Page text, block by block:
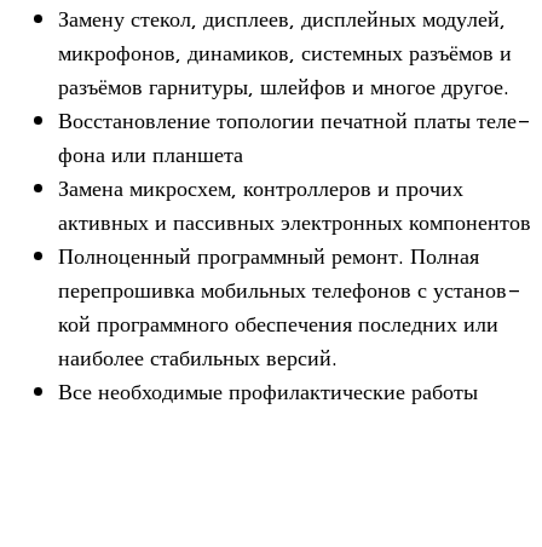
Замену сте­кол, дис­плеев, дис­плей­ных моду­лей,
мик­ро­фо­нов, дина­ми­ков, систем­ных разъ­ёмов и
разъ­ёмов гар­ни­туры, шлей­фов и мно­гое другое.
Вос­ста­нов­ле­ние топо­ло­гии печат­ной платы теле­
фона или планшета
Замена мик­ро­схем, кон­трол­ле­ров и про­чих
актив­ных и пас­сив­ных элек­трон­ных компонентов
Пол­но­цен­ный про­грамм­ный ремонт. Пол­ная
пере­про­шивка мобиль­ных теле­фо­нов с уста­нов­
кой про­грамм­ного обес­пе­че­ния послед­них или
наи­бо­лее ста­биль­ных версий.
Все необ­хо­ди­мые про­фи­лак­ти­че­ские работы